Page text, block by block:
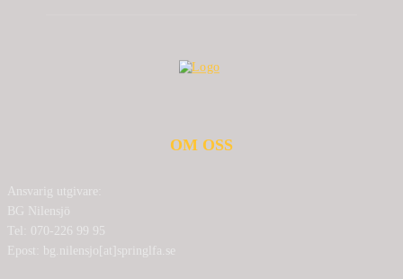
OM OSS
Ansvarig utgivare:
BG Nilensjö
Tel: 070-226 99 95
Epost: bg.nilensjo[at]springlfa.se